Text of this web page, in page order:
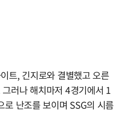
트, 긴지로와 결별했고 오른
러나 해치마저 4경기에서 1
난조를 보이며 SSG의 시름